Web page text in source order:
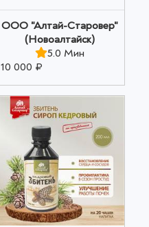
ООО "Алтай-Старовер"
(Новоалтайск)
5.0 Мин
10 000 ₽